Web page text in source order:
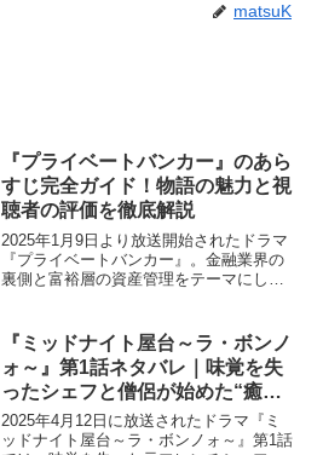
matsuK
『プライベートバンカー』のあら
すじ完全ガイド！物語の魅力と視
聴者の評価を徹底解説
2025年1月9日より放送開始されたドラマ
『プライベートバンカー』。金融業界の
裏側と富裕層の資産管理をテーマにした
を持つ凄腕プライベートバンカー・庵野
甲一。彼は総資産...
『ミッドナイト屋台～ラ・ボンノ
ォ～』第1話ネタバレ｜味覚を失
ったシェフと僧侶が始めた“癒し
の屋台”
2025年4月12日に放送されたドラマ『ミ
ッドナイト屋台～ラ・ボンノォ～』第1話